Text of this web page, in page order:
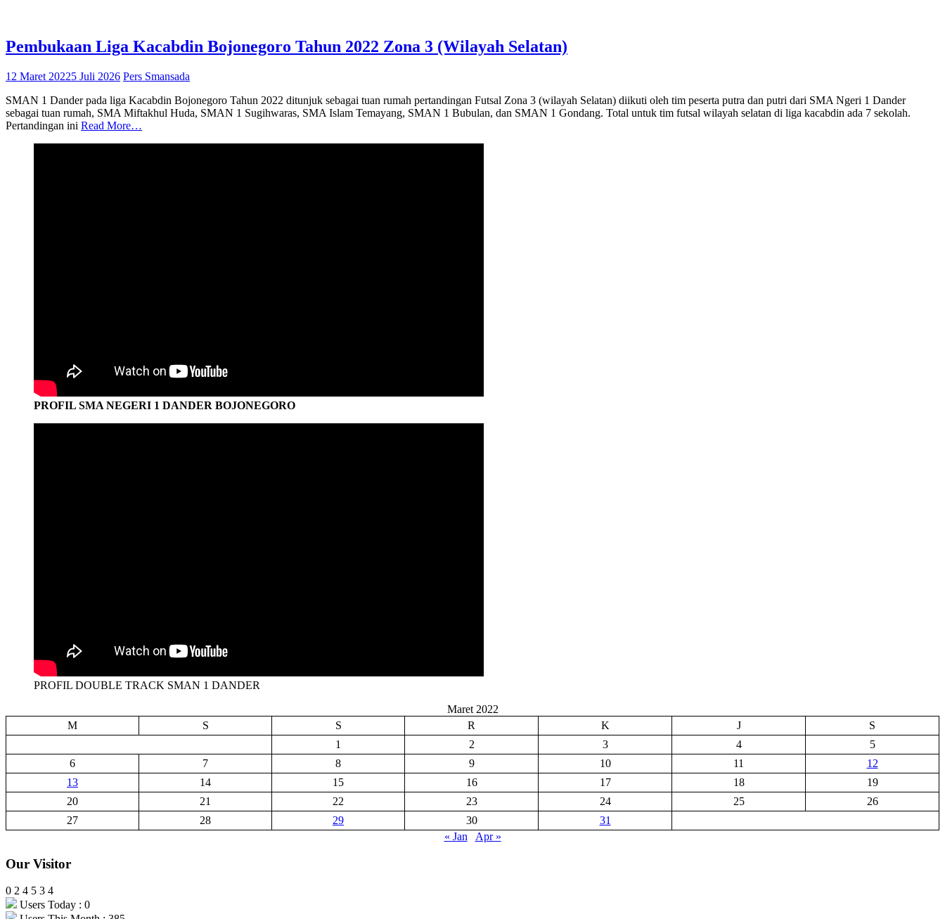
Pembukaan Liga Kacabdin Bojonegoro Tahun 2022 Zona 3 (Wilayah Selatan)
12 Maret 20225 Juli 2026 Pers Smansada
SMAN 1 Dander pada liga Kacabdin Bojonegoro Tahun 2022 ditunjuk sebagai tuan rumah pertandingan Futsal Zona 3 (wilayah Selatan) diikuti oleh tim peserta putra dan putri dari SMA Ngeri 1 Dander
sebagai tuan rumah, SMA Miftakhul Huda, SMAN 1 Sugihwaras, SMA Islam Temayang, SMAN 1 Bubulan, dan SMAN 1 Gondang. Total untuk tim futsal wilayah selatan di liga kacabdin ada 7 sekolah.
Pertandingan ini Read More…
PROFIL SMA NEGERI 1 DANDER BOJONEGORO
PROFIL DOUBLE TRACK SMAN 1 DANDER
Maret 2022
M
S S R K J
S
1
2 3 4
5
6
7 8 9 10 11
12
13
14 15 16 17 18
19
20
21 22 23 24 25
26
27
28 29 30
31
« Jan
Apr »
Our Visitor
0 2 4 5 3 4
Users Today : 0